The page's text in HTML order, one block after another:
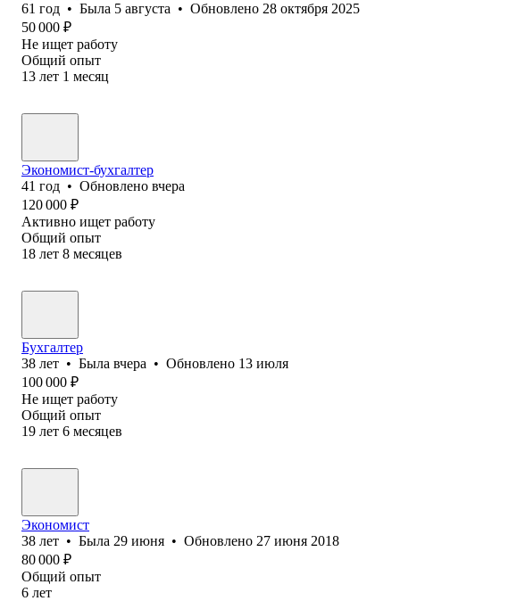
61 год • Была 5 августа • Обновлено 28 октября 2025
50 000 ₽
Не ищет работу
Общий опыт
13 лет 1 месяц
Экономист-бухгалтер
41 год • Обновлено вчера
120 000 ₽
Активно ищет работу
Общий опыт
18 лет 8 месяцев
Бухгалтер
38 лет • Была вчера • Обновлено 13 июля
100 000 ₽
Не ищет работу
Общий опыт
19 лет 6 месяцев
Экономист
38 лет • Была 29 июня • Обновлено 27 июня 2018
80 000 ₽
Общий опыт
6 лет